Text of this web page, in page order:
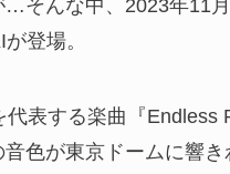
…そんな中、2023年11
登場。
代表する楽曲『Endless
音色が東京ドームに響